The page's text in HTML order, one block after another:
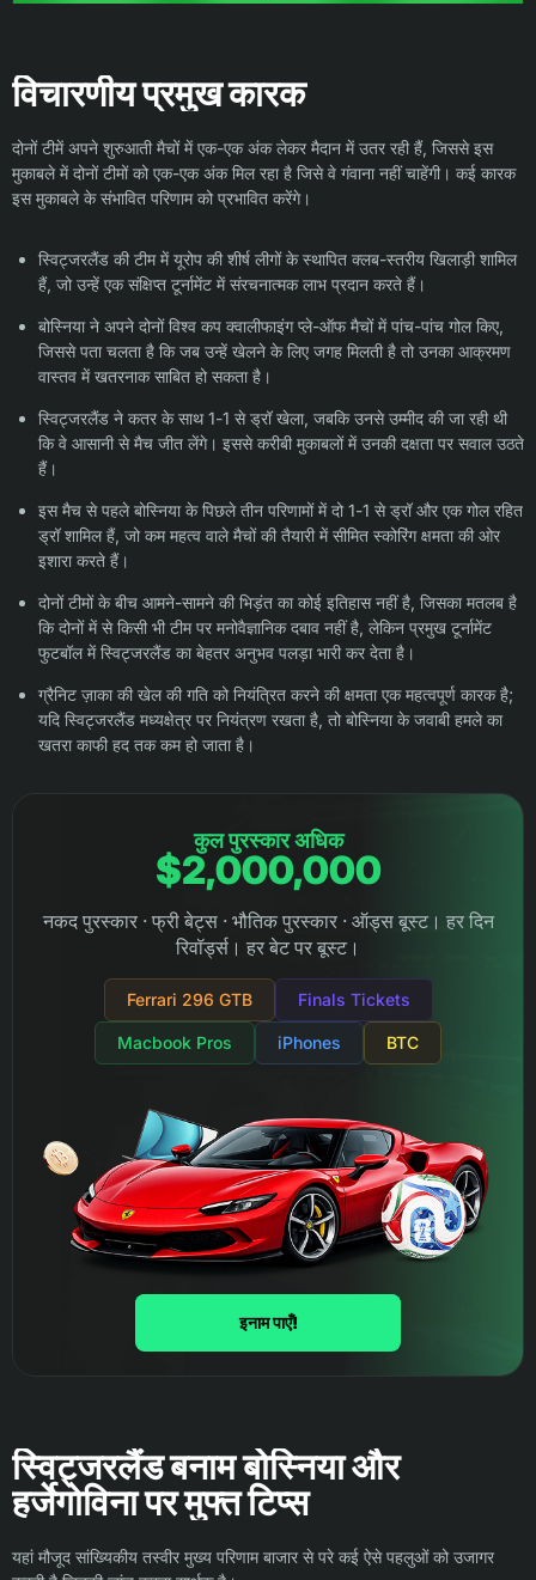
विचारणीय प्रमुख कारक
दोनों टीमें अपने शुरुआती मैचों में एक-एक अंक लेकर मैदान में उतर रही हैं, जिससे इस
मुकाबले में दोनों टीमों को एक-एक अंक मिल रहा है जिसे वे गंवाना नहीं चाहेंगी। कई कारक
इस मुकाबले के संभावित परिणाम को प्रभावित करेंगे।
स्विट्जरलैंड की टीम में यूरोप की शीर्ष लीगों के स्थापित क्लब-स्तरीय खिलाड़ी शामिल
हैं, जो उन्हें एक संक्षिप्त टूर्नामेंट में संरचनात्मक लाभ प्रदान करते हैं।
बोस्निया ने अपने दोनों विश्व कप क्वालीफाइंग प्ले-ऑफ मैचों में पांच-पांच गोल किए,
जिससे पता चलता है कि जब उन्हें खेलने के लिए जगह मिलती है तो उनका आक्रमण
वास्तव में खतरनाक साबित हो सकता है।
स्विट्जरलैंड ने कतर के साथ 1-1 से ड्रॉ खेला, जबकि उनसे उम्मीद की जा रही थी
कि वे आसानी से मैच जीत लेंगे। इससे करीबी मुकाबलों में उनकी दक्षता पर सवाल उठते
हैं।
इस मैच से पहले बोस्निया के पिछले तीन परिणामों में दो 1-1 से ड्रॉ और एक गोल रहित
ड्रॉ शामिल हैं, जो कम महत्व वाले मैचों की तैयारी में सीमित स्कोरिंग क्षमता की ओर
इशारा करते हैं।
दोनों टीमों के बीच आमने-सामने की भिड़ंत का कोई इतिहास नहीं है, जिसका मतलब है
कि दोनों में से किसी भी टीम पर मनोवैज्ञानिक दबाव नहीं है, लेकिन प्रमुख टूर्नामेंट
फुटबॉल में स्विट्जरलैंड का बेहतर अनुभव पलड़ा भारी कर देता है।
ग्रैनिट ज़ाका की खेल की गति को नियंत्रित करने की क्षमता एक महत्वपूर्ण कारक है;
यदि स्विट्जरलैंड मध्यक्षेत्र पर नियंत्रण रखता है, तो बोस्निया के जवाबी हमले का
खतरा काफी हद तक कम हो जाता है।
कुल पुरस्कार अधिक
$2,000,000
नकद पुरस्कार · फ्री बेट्स · भौतिक पुरस्कार · ऑड्स बूस्ट। हर दिन
रिवॉर्ड्स। हर बेट पर बूस्ट।
Ferrari 296 GTB Finals Tickets
Macbook Pros iPhones BTC
इनाम पाएँ!
स्विट्जरलैंड बनाम बोस्निया और
हर्जेगोविना पर मुफ्त टिप्स
यहां मौजूद सांख्यिकीय तस्वीर मुख्य परिणाम बाजार से परे कई ऐसे पहलुओं को उजागर